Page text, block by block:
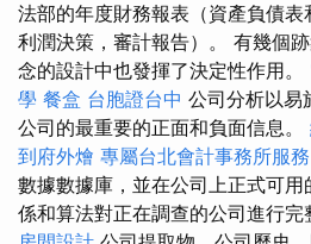
法部的年度財務報表（資產負債表
利潤決策，審計報告）。 有幾個
念的設計中也發揮了決定性作用。
學 餐盒 台胞證台中 公司分析以易
公司的最重要的正面和負面信息。
到府外燴 專屬台北會計事務所服務
數據數據庫，並在公司上正式可
係和算法對正在調查的公司進行完